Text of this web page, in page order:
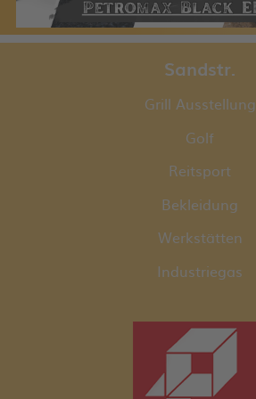
Sandstr.
Grill Ausstellung
Golf
Reitsport
Bekleidung
Werkstätten
Industriegas